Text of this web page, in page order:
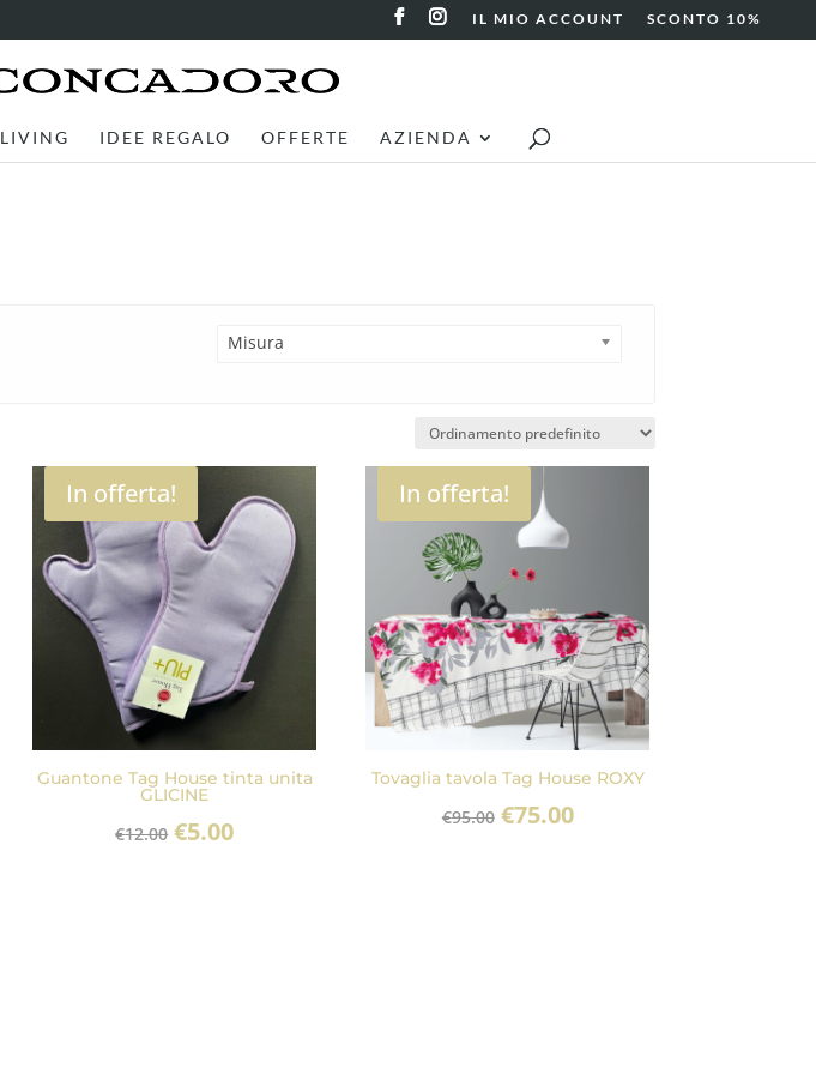
IL MIO ACCOUNT SCONTO 10%
LIVING IDEE REGALO OFFERTE AZIENDA
Misura
In offerta!
Guantone Tag House tinta unita
GLICINE
€12.00 Il
€5.00Il
In offerta!
Tovaglia tavola Tag House ROXY
€95.00 Il
€75.00Il